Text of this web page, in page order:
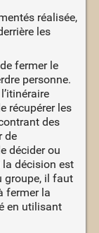
réalisée,
les
fermer le
personne.
récupérer les
des
de
décider ou
la décision est
groupe, il faut
fermer la
en utilisant